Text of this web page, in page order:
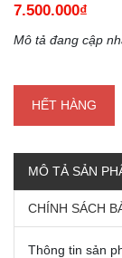
7.500.000₫
Mô tả đang cập
HẾT HÀNG
MÔ TẢ SẢN
CHÍNH SÁCH
Thông tin sản